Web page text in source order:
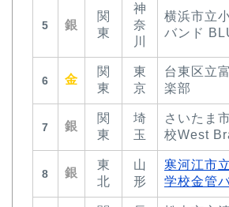
5 銀
関
東
神
奈
川
横浜市立
バンド
6 金
関
東
東
京
台東区立
楽部
7 銀
関
東
埼
玉
さいたま
校West
8 銀
東
北
山
形
寒河江市
学校金管